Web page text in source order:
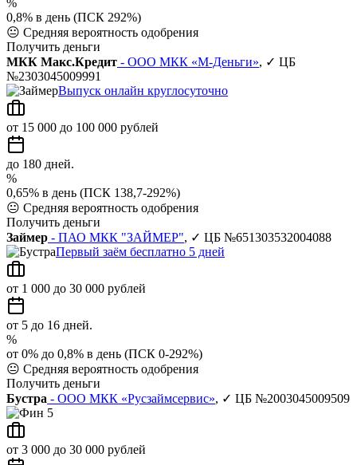
0,8% в день (ПСК 292%)
😐 Средняя вероятность одобрения
Получить деньги
МКК Макс.Кредит - ООО МКК «М-Деньги», ✓ ЦБ
№2303045009991
Выпуск онлайн круглосуточно
от 15 000 до 100 000 рублей
до 180 дней.
%
0,65% в день (ПСК 138,7-292%)
😐 Средняя вероятность одобрения
Получить деньги
Займер - ПАО МКК "ЗАЙМЕР", ✓ ЦБ №651303532004088
Первый заём бесплатно 5 дней
от 1 000 до 30 000 рублей
от 5 до 16 дней.
%
от 0% до 0,8% в день (ПСК 0-292%)
😐 Средняя вероятность одобрения
Получить деньги
Бустра - ООО МКК «Русзаймсервис», ✓ ЦБ №2003045009509
от 3 000 до 30 000 рублей